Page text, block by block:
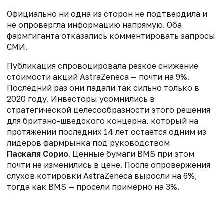
Официально ни одна из сторон не подтвердила и
не опровергла информацию напрямую. Оба
фармгиганта отказались комментировать запросы
СМИ.
Публикация спровоцировала резкое снижение
стоимости акций AstraZeneca — почти на 9%.
Последний раз они падали так сильно только в
2020 году. Инвесторы усомнились в
стратегической целесообразности этого решения
для британо-шведского концерна, который на
протяжении последних 14 лет остается одним из
лидеров фармрынка под руководством
Паскаля Сорио. Ценные бумаги BMS при этом
почти не изменились в цене. После опровержения
слухов котировки AstraZeneca выросли на 6%,
тогда как BMS — просели примерно на 3%.